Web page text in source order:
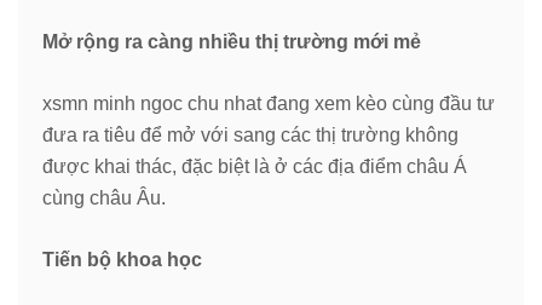
Mở rộng ra càng nhiều thị trường mới mẻ
xsmn minh ngoc chu nhat đang xem kèo cùng đầu tư
đưa ra tiêu để mở với sang các thị trường không
được khai thác, đặc biệt là ở các địa điểm châu Á
cùng châu Âu.
Tiến bộ khoa học